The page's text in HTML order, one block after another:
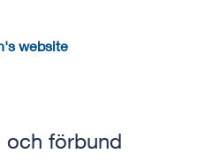
website
och förbund